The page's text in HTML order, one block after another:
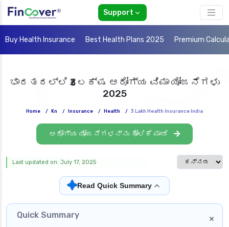
Support
Buy Health Insurance Best Health Plans 2025 Premium
ಭಾರತದಲ್ಲಿ ₹3 ಲಕ್ಷ ಆರೋಗ್ಯ ವಿಮಾ ಯೋಜನೆಗಳು
2025
Home / Kn / Insurance / Health / 3 Lakh Health Insurance India
ಆರೋಗ್ಯ ಯೋಜನೆಗಳನ್ನು ಹೋಲಿಕೆ ಮಾಡಿ
Select
Last updated on: July 17, 2025
✦Read Quick Summary
×
Quick Summary